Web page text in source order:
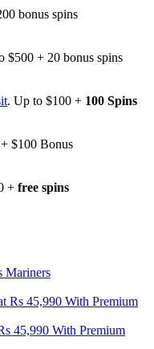
bonus spins
$500 + 20 bonus spins
. Up to $100 + 100 Spins
$100 Bonus
+ free spins
Mariners
45,990 With Premium